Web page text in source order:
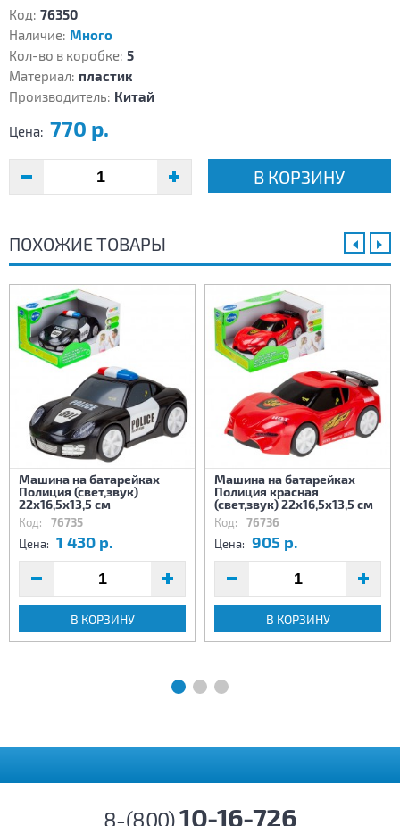
Код: 76350
Наличие: Много
Кол-во в коробке: 5
Материал: пластик
Производитель: Китай
Цена: 770 р.
В КОРЗИНУ
ПОХОЖИЕ ТОВАРЫ
Машина на батарейках
Полиция (свет,звук)
22х16,5х13,5 см
Код: 76735
Цена: 1 430 р.
В КОРЗИНУ
Машина на батарейках
Полиция красная
(свет,звук) 22х16,5х13,5 см
Код: 76736
Цена: 905 р.
В КОРЗИНУ
8-(800)10-16-726